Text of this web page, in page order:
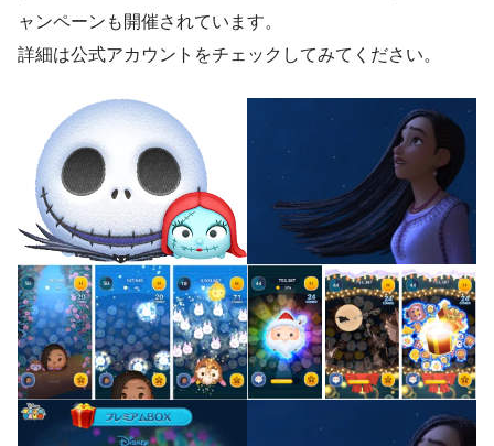
ャンペーンも開催されています。
詳細は公式アカウントをチェックしてみてください。